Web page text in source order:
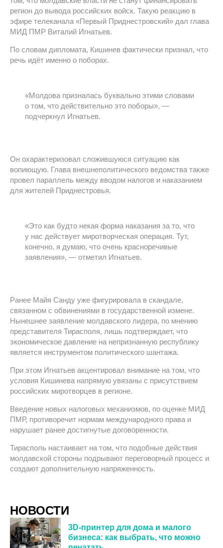
регион до вывода российских войск. Такую реакцию в
эфире телеканала «Первый Приднестровский» дал глава
МИД ПМР Виталий Игнатьев.
По словам дипломата, Кишинев фактически признал, что
речь идёт именно о поборах.
«Молдова призналась буквально этими словами
о том, что действительно это поборы», —
подчеркнул Игнатьев.
Он охарактеризовал сложившуюся ситуацию как
вопиющую. Глава внешнеполитического ведомства также
провел параллель между вводом налогов и наказанием
для жителей Приднестровья.
«Это как будто некая форма наказания за то, что
у нас действует миротворческая операция. Тут,
конечно, я думаю, что очень красноречивые
заявления», — отметил Игнатьев.
Ранее Майя Санду уже фигурировала в скандале,
связанном с обвинениями в государственной измене.
Нынешнее заявление молдавского лидера, по мнению
представителя Тирасполя, лишь подтверждает, что
экономическое давление на непризнанную республику
является инструментом политического шантажа.
При этом Игнатьев акцентировал внимание на том, что
условия Кишинева напрямую увязаны с присутствием
российских миротворцев в регионе.
Введение новых налоговых механизмов, по оценке МИД
ПМР, противоречит нормам международного права и
нарушает ранее достигнутые договоренности.
Тирасполь настаивает на том, что подобные действия
молдавской стороны подрывают переговорный процесс и
создают дополнительную напряженность.
НОВОСТИ
3D-принтер для дома и малого
бизнеса: как выбрать, что можно